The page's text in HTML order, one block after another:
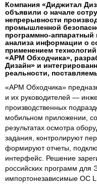
Компания «Диджитал
объявили о начале
непрерывности
промышленной
программно-аппаратный
анализа информации о
применением
«АРМ Обходчика»,
Дизайн» и
реальности,
«АРМ Обходчика»
и их руководителей —
производственных
мобильном приложении,
результатах осмотра
задания, контролируют
формируют отчеты,
интерфейс. Решение
российских программ
импортонезависимые ОС